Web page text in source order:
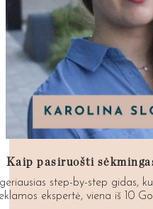
Kaip pasiruošti
step-by-step gidas,
ekspertė, viena iš 10